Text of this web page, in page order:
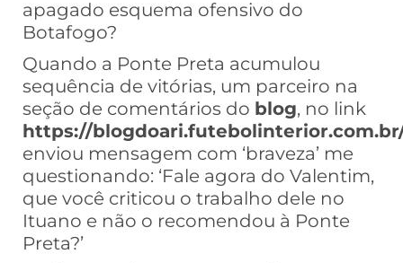
apagado esquema ofensivo do
Botafogo?
Quando a Ponte Preta acumulou
sequência de vitórias, um parceiro na
seção de comentários do blog, no link
https://
enviou mensagem com ‘braveza’ me
questionando: ‘Fale agora do Valentim,
que você criticou o trabalho dele no
Ituano e não o recomendou à Ponte
Preta?’